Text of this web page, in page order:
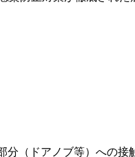
（ドアノブ等）への接